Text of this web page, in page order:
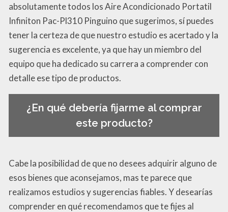
absolutamente todos los Aire Acondicionado Portatil
Infiniton Pac-Pl310 Pinguino que sugerimos, sí puedes
tener la certeza de que nuestro estudio es acertado y la
sugerencia es excelente, ya que hay un miembro del
equipo que ha dedicado su carrera a comprender con
detalle ese tipo de productos.
¿En qué debería fijarme al comprar
este producto?
Cabe la posibilidad de que no desees adquirir alguno de
esos bienes que aconsejamos, mas te parece que
realizamos estudios y sugerencias fiables. Y desearías
comprender en qué recomendamos que te fijes al